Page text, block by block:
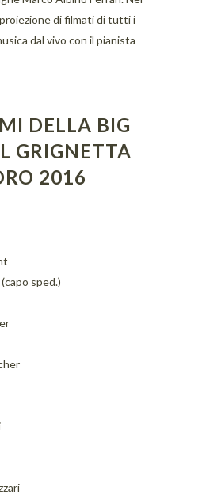
di filmati di tutti i
dal vivo con il pianista
DELLA BIG
GRIGNETTA
2016
sped.)